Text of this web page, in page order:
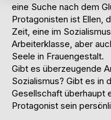
eine Suche nach dem
Protagonisten ist Ellen,
Zeit, eine im
Arbeiterklasse, aber
Seele in Frauengestalt.
Gibt es überzeugende
Sozialismus? Gibt es in
Gesellschaft überhaupt
Protagonist sein